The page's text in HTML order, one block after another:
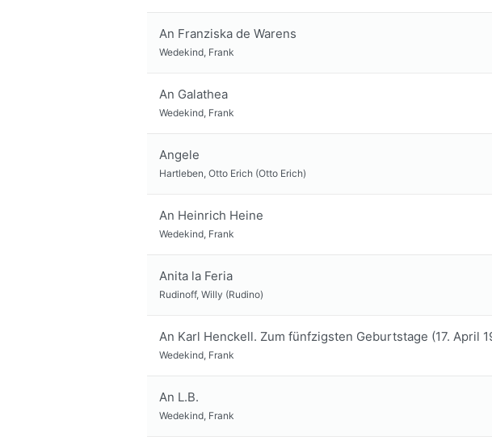
An Franziska de Warens
Wedekind, Frank
An Galathea
Wedekind, Frank
Angele
Hartleben, Otto Erich (Otto Erich)
An Heinrich Heine
Wedekind, Frank
Anita la Feria
Rudinoff, Willy (Rudino)
An Karl Henckell. Zum fünfzigsten Geburtstage (17. April
Wedekind, Frank
An L.B.
Wedekind, Frank